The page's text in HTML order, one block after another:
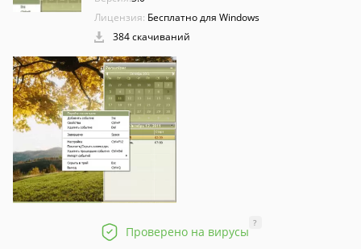
Лицензия: Бесплатно для Windows
384 скачиваний
Проверено на вирусы
?